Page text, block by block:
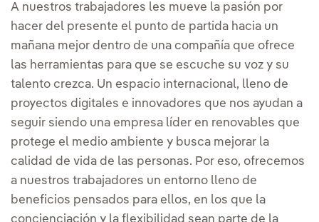
A nuestros trabajadores les mueve la pasión por
hacer del presente el punto de partida hacia un
mañana mejor dentro de una compañía que ofrece
las herramientas para que se escuche su voz y su
talento crezca. Un espacio internacional, lleno de
proyectos digitales e innovadores que nos ayudan a
seguir siendo una empresa líder en renovables que
protege el medio ambiente y busca mejorar la
calidad de vida de las personas. Por eso, ofrecemos
a nuestros trabajadores un entorno lleno de
beneficios pensados para ellos, en los que la
concienciación y la flexibilidad sean parte de la